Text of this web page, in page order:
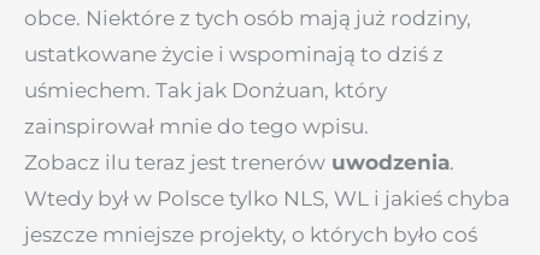
obce. Niektóre z tych osób mają już rodziny,
ustatkowane życie i wspominają to dziś z
uśmiechem. Tak jak Donżuan, który
zainspirował mnie do tego wpisu.
Zobacz ilu teraz jest trenerów uwodzenia.
Wtedy był w Polsce tylko NLS, WL i jakieś chyba
jeszcze mniejsze projekty, o których było coś